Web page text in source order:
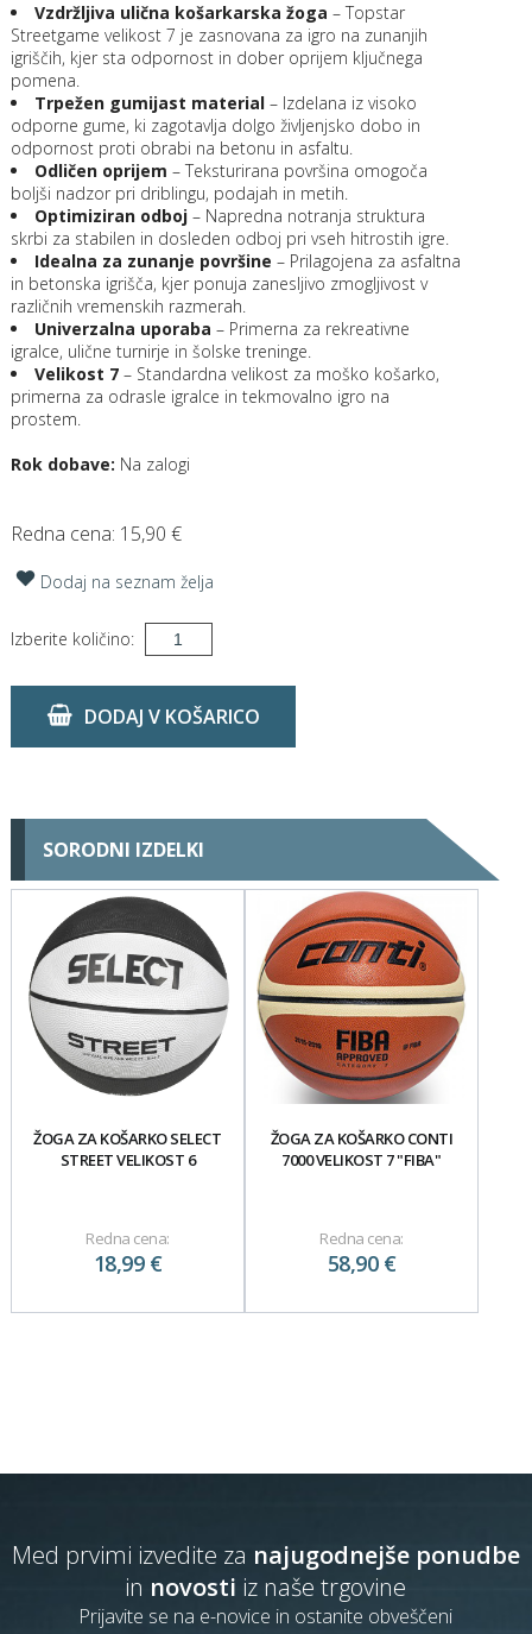
Vzdržljiva ulična košarkarska žoga – Topstar
Streetgame velikost 7 je zasnovana za igro na zunanjih
igriščih, kjer sta odpornost in dober oprijem ključnega
pomena.
Trpežen gumijast material– Izdelana iz visoko
odporne gume, ki zagotavlja dolgo življenjsko dobo in
odpornost proti obrabi na betonu in asfaltu.
Odličen oprijem – Teksturirana površina omogoča
boljši nadzor pri driblingu, podajah in metih.
Optimiziran odboj– Napredna notranja struktura
skrbi za stabilen in dosleden odboj pri vseh hitrostih igre.
Idealna za zunanje površine – Prilagojena za asfaltna
in betonska igrišča, kjer ponuja zanesljivo zmogljivost v
različnih vremenskih razmerah.
Univerzalna uporaba – Primerna za rekreativne
igralce, ulične turnirje in šolske treninge.
Velikost 7– Standardna velikost za moško košarko,
primerna za odrasle igralce in tekmovalno igro na
prostem.
Rok dobave: Na zalogi
Redna cena: 15,90 €
Dodaj na seznam želja
Izberite količino:
DODAJ V KOŠARICO
SORODNI IZDELKI
ŽOGA ZA KOŠARKO SELECT
STREET VELIKOST 6
Redna cena:
18,99 €
ŽOGA ZA KOŠARKO CONTI
7000 VELIKOST 7 "FIBA"
Redna cena:
58,90 €
Med prvimi izvedite za najugodnejše ponudbe
in novosti iz naše trgovine
Prijavite se na e-novice in ostanite obveščeni